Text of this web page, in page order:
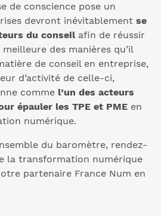
de conscience pose un
devront inévitablement se
du conseil afin de réussir
des manières qu’il
de conseil en entreprise,
d’activité de celle-ci,
comme l’un des acteurs
épauler les TPE et PME en
numérique.
du baromètre, rendez-
la transformation numérique
partenaire France Num en